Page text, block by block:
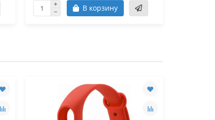
В корзину